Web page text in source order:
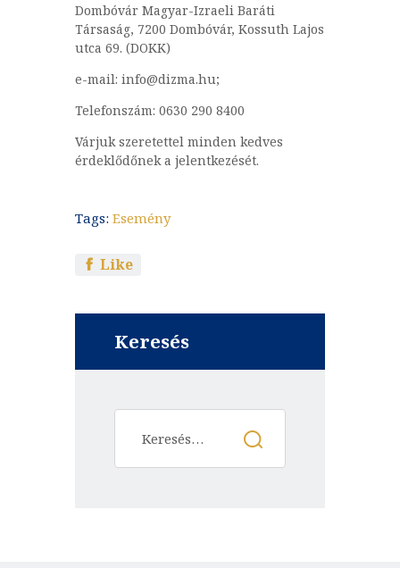
Dombóvár Magyar-Izraeli Baráti
Társaság, 7200 Dombóvár, Kossuth Lajos
utca 69. (DOKK)
e-mail: info@dizma.hu;
Telefonszám: 0630 290 8400
Várjuk szeretettel minden kedves
érdeklődőnek a jelentkezését.
Tags: Esemény
Like
Keresés